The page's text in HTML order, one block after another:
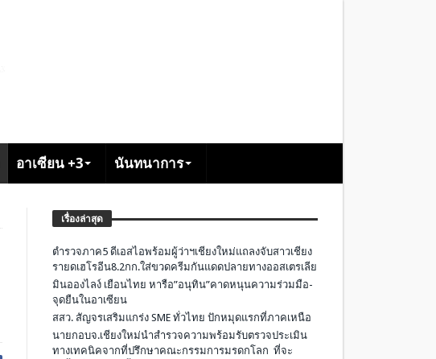
อาเซียน +3 นันทนาการ
เรื่องล่าสุด
ตำรวจภาค5 ดีเอสไอพร้อมผู้ว่าฯเชียงใหม่แถลงจับสาวเชียง
รายดเฮโรอีน8.2กก.ใส่ขวดครีมกันแดดปลายทางออสเตรเลีย
มินอองไลง์ เยือนไทย หารือ”อนุทิน”คาดหนุนความร่วมมือ-
จุดยืนในอาเซียน
สสว. สัญจรเสริมแกร่ง SME ทั่วไทย ปักหมุดแรกที่ภาคเหนือ
นายกอบจ.เชียงใหม่นำสำรวจความพร้อมรับตรวจประเมิน
ทางเทคนิคจากที่ปรึกษาคณะกรรมการมรดกโลก ที่จะ